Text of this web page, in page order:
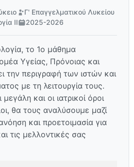
Γ' Επαγγελματικού Λυκείου
ΙΙ
2025-2026
το 1ο μάθημα
Υγείας, Πρόνοιας και
την περιγραφή των ιστών και
με τη λειτουργία τους.
και οι ιατρικοί όροι
θα τους αναλύσουμε μαζί
και προετοιμασία για
τις μελλοντικές σας